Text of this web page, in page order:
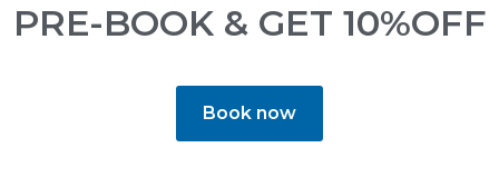
PRE-BOOK & GET 10%OFF
Book now